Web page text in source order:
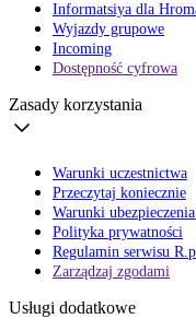
Informatsiya dla
Wyjazdy grupowe
Incoming
Dostępność cyfrowa
Zasady korzystania
Warunki uczestnictwa
Przeczytaj koniecznie
Warunki
Polityka prywatności
Regulamin serwisu
Zarządzaj zgodami
Usługi dodatkowe